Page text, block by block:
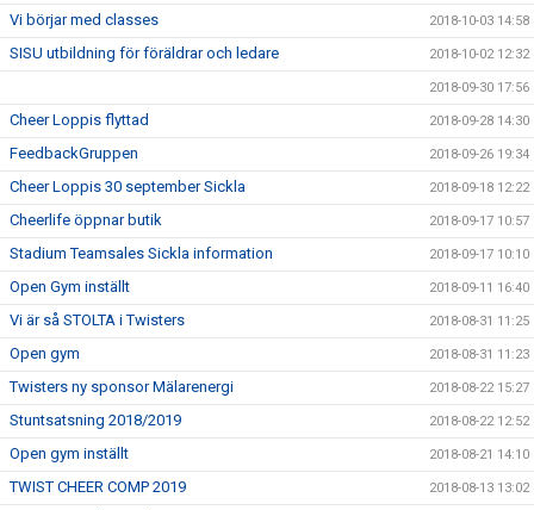
Vi börjar med classes 2018-10-03 14:58
SISU utbildning för föräldrar och ledare 2018-10-02 12:32
2018-09-30 17:56
Cheer Loppis flyttad 2018-09-28 14:30
FeedbackGruppen 2018-09-26 19:34
Cheer Loppis 30 september Sickla 2018-09-18 12:22
Cheerlife öppnar butik 2018-09-17 10:57
Stadium Teamsales Sickla information 2018-09-17 10:10
Open Gym inställt 2018-09-11 16:40
Vi är så STOLTA i Twisters 2018-08-31 11:25
Open gym 2018-08-31 11:23
Twisters ny sponsor Mälarenergi 2018-08-22 15:27
Stuntsatsning 2018/2019 2018-08-22 12:52
Open gym inställt 2018-08-21 14:10
TWIST CHEER COMP 2019 2018-08-13 13:02